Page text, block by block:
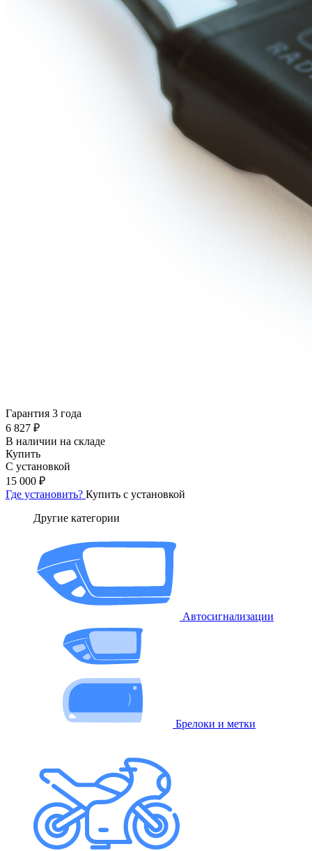
Гарантия 3 года
6 827 ₽
В наличии на складе
Купить
С установкой
15 000 ₽
Где установить? Купить с установкой
Другие категории
Автосигнализации
Брелоки и метки